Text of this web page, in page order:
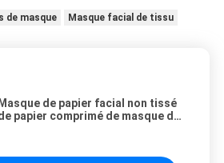
de masque Masque facial de tissu
de papier facial non tissé
papier comprimé de masque de